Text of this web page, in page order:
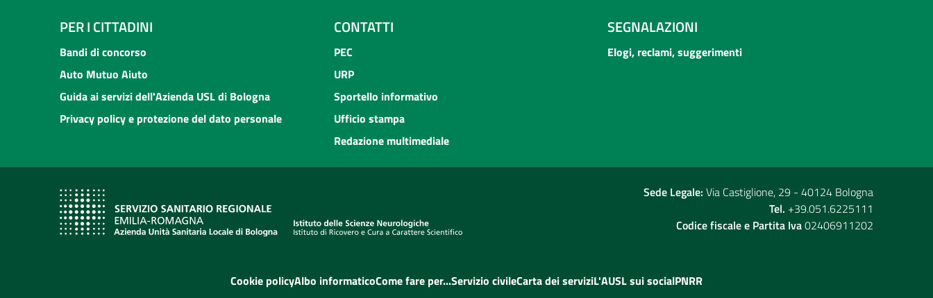
PER I CITTADINI
Bandi di concorso
Auto Mutuo Aiuto
Guida ai servizi dell'Azienda USL di Bologna
Privacy policy e protezione del dato personale
CONTATTI
PEC
URP
Sportello informativo
Ufficio stampa
Redazione multimediale
SEGNALAZIONI
Elogi, reclami, suggerimenti
Sede Legale: Via Castiglione, 29 - 40124 Bologna
Tel. +39.051.6225111
Codice fiscale e Partita Iva02406911202
Cookie policyAlbo informaticoCome fare per...Servizio civileCarta dei serviziL'AUSL sui socialPNRR